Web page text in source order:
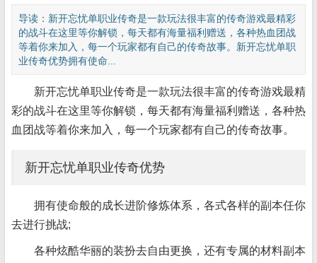
导读：新开忘忧单职业传奇是一款玩法很丰富的传奇游戏最精彩
的战斗在这里等你解锁，每天都有海量福利赠送，各种热血团战
等着你来加入，每一个玩家都有自己的传奇故事。新开忘忧单职
业传奇优势拥有使命...
新开忘忧单职业传奇是一款玩法很丰富的传奇游戏最精
彩的战斗在这里等你解锁，每天都有海量福利赠送，各种热
血团战等着你来加入，每一个玩家都有自己的传奇故事。
新开忘忧单职业传奇优势
拥有使命般的成长进阶修炼体系，各式各样的副本任你
去进行挑战;
各种炫酷华丽的装扮去自由更换，还有专属的材料副本